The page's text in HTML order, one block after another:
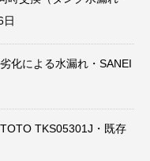
日
化による水漏れ・SANEI
TKS05301J・既存